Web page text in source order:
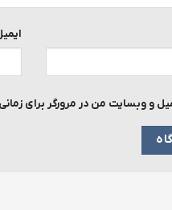
و وبسایت من در مرورگر برای